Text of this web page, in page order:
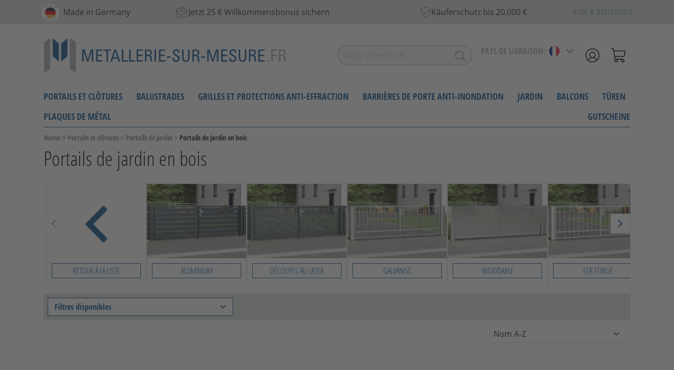
Made in Germany Jetzt 25 € Willkommensbonus sichern Käuferschutz bis 20.000 €
PAYS DE LIVRAISON:
PORTAILS ET CLÔTURES BALUSTRADES GRILLES ET PROTECTIONS ANTI-EFFRACTION BARRIÈRES DE PORTE ANTI-INONDATION JARDIN BALCONS
TÜREN
PLAQUES DE MÉTAL
GUTSCHEINE
Home > Portails et clôtures > Portails de jardin > Portails de jardin en bois
Portails de jardin en bois
RETOUR À LA LISTE ALUMINIUM DÉCOUPÉS AU LASER GALVANISÉ INOXYDABLE
FER FORGÉ
Filtres disponibles